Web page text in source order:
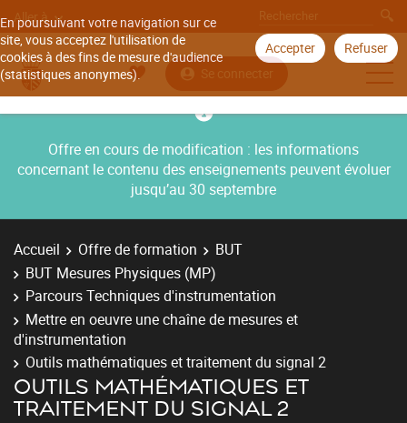
En poursuivant votre navigation sur ce
site, vous acceptez l'utilisation de
cookies à des fins de mesure d'audience
(statistiques anonymes).
Accepter Refuser
Aller à
Se connecter
Offre en cours de modification : les informations
concernant le contenu des enseignements peuvent évoluer
jusqu’au 30 septembre
Accueil Offre de formation
BUT
BUT Mesures Physiques (MP)
Parcours Techniques d'instrumentation
Mettre en oeuvre une chaîne de mesures et
d'instrumentation
Outils mathématiques et traitement du signal 2
OUTILS MATHÉMATIQUES ET
TRAITEMENT DU SIGNAL 2